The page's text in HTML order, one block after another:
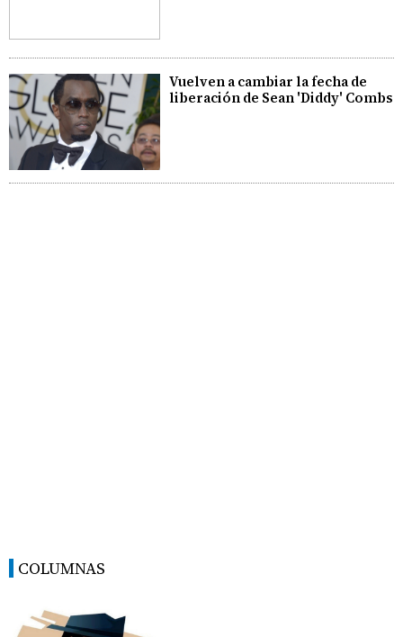
Vuelven a cambiar la fecha de
liberación de Sean 'Diddy' Combs
COLUMNAS